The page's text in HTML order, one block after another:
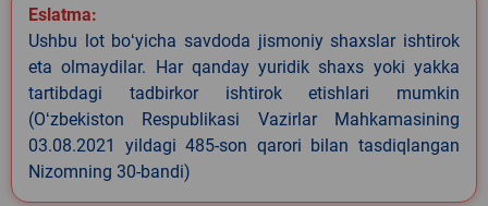
Eslatma:
Ushbu lot boʻyicha savdoda jismoniy shaxslar ishtirok
eta olmaydilar. Har qanday yuridik shaxs yoki yakka
tartibdagi tadbirkor ishtirok etishlari mumkin
(Oʻzbekiston Respublikasi Vazirlar Mahkamasining
03.08.2021 yildagi 485-son qarori bilan tasdiqlangan
Nizomning 30-bandi)